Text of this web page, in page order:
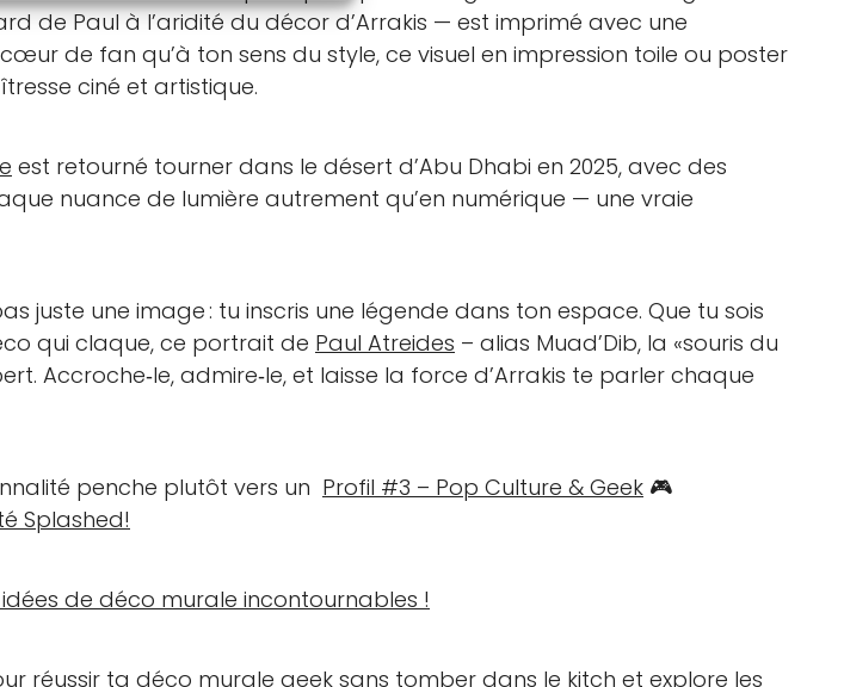
de Paul à l’aridité du décor d’Arrakis — est imprimé avec une
de fan qu’à ton sens du style, ce visuel en impression toile ou poster
ciné et artistique.
est retourné tourner dans le désert d’Abu Dhabi en 2025, avec des
nuance de lumière autrement qu’en numérique — une vraie
juste une image : tu inscris une légende dans ton espace. Que tu sois
qui claque, ce portrait de Paul Atreides – alias Muad’Dib, la «souris du
Accroche‑le, admire‑le, et laisse la force d’Arrakis te parler chaque
penche plutôt vers un Profil #3 – Pop Culture & Geek 🎮
Splashed!
de déco murale incontournables !
réussir ta déco murale geek sans tomber dans le kitch et explore les